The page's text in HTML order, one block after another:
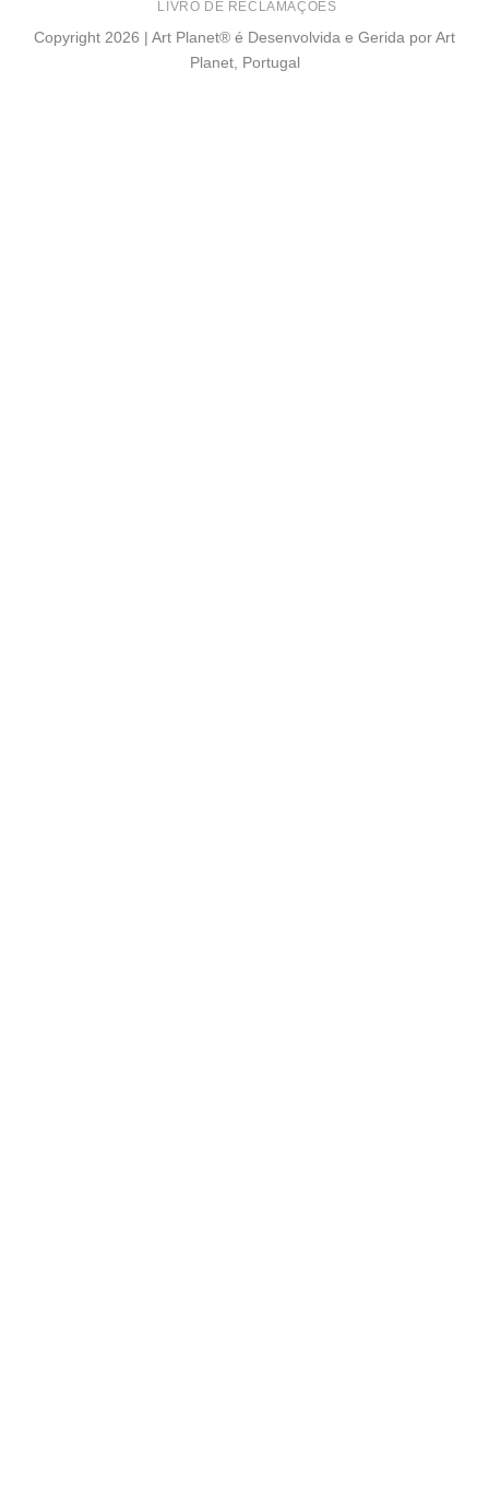
LIVRO DE RECLAMAÇÕES
Copyright 2026 | Art Planet® é Desenvolvida e Gerida por Art
Planet, Portugal